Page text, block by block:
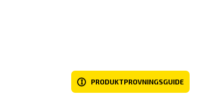
I PRODUKTPROVNINGSGUIDE